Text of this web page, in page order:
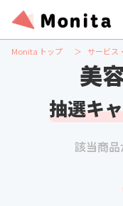
Monita トップ サービス
美
抽選キ
該当商